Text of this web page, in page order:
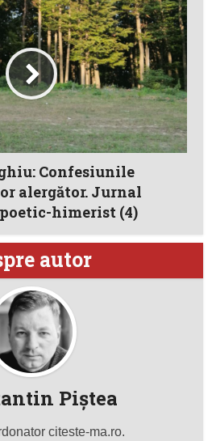
Confesiunile
alergător. Jurnal
himerist (4)
autor
Piştea
citeste-ma.ro.